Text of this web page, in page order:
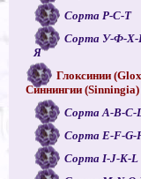
Сорта Р-С-Т
Сорта У-Ф-
Я
Глоксинии
Синнингии (Sinningia)
Сорта A-B-C-
Сорта E-F-G-
Сорта I-J-K-L